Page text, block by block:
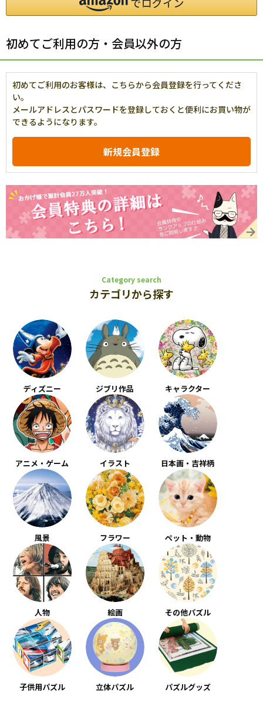
初めてご利用の方・会員以外の方
初めてご利用のお客様は、こちらから会員登録を行ってくださ
い。
メールアドレスとパスワードを登録しておくと便利にお買い物が
できるようになります。
Category search
カテゴリから探す
ディズニー ジブリ作品 キャラクター
アニメ・ゲーム イラスト 日本画・吉祥柄
風景 フラワー ペット・動物
人物 絵画 その他パズル
子供用パズル 立体パズル パズルグッズ